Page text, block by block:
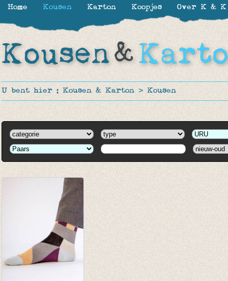
U bent hier : Kousen & Karton > Kousen
Home Kousen Karton Koopjes Over K & K